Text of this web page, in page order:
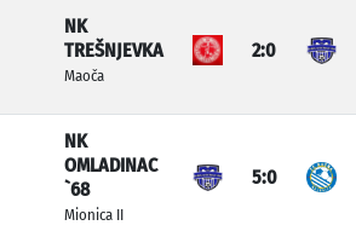
NK
TREŠNJEVKA
Maoča
2:0
NK
OMLADINAC
`68
Mionica II
5:0